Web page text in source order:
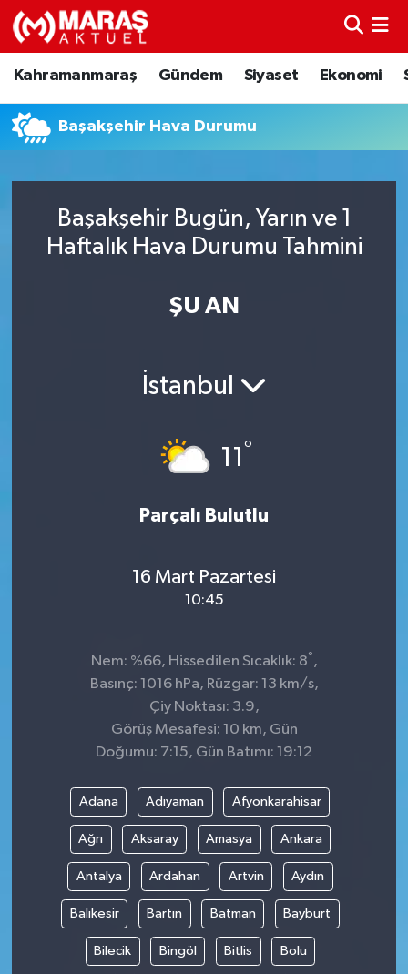
Kahramanmaraş Gündem Siyaset Ekonomi
Başakşehir Hava Durumu
Başakşehir Bugün, Yarın ve 1
Haftalık Hava Durumu Tahmini
ŞU AN
İstanbul
11°
Parçalı Bulutlu
16 Mart Pazartesi
10:45
Nem: %66, Hissedilen Sıcaklık: 8° ,
Basınç: 1016 hPa, Rüzgar: 13 km/s,
Çiy Noktası: 3.9,
Görüş Mesafesi: 10 km, Gün
Doğumu: 7:15, Gün Batımı: 19:12
Adana Adıyaman Afyonkarahisar
Ağrı Aksaray Amasya Ankara
Antalya Ardahan Artvin Aydın
Balıkesir Bartın Batman Bayburt
Bilecik Bingöl Bitlis Bolu
Kahramanmaraş
Ekonomi
Spor
Nöbetçi Eczaneler
Trafik Durumu
TFF 3.Lig 4.Grup Puan Durumu ve Fikstür